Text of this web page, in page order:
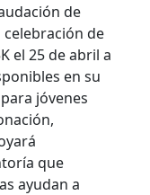
de
de
el 25 de abril a
en su
jóvenes
que
ayudan a